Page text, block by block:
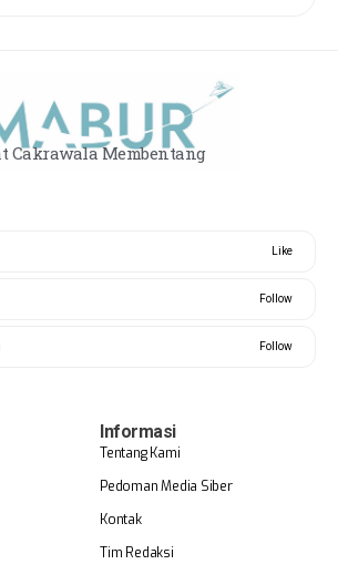
Cakrawala Membentang
Like
Follow
Follow
Informasi
Tentang Kami
Pedoman Media Siber
Kontak
Tim Redaksi